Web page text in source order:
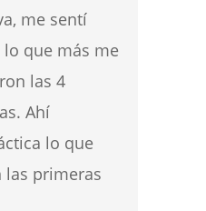
me sentí
que más me
las 4
Ahí
lo que
las primeras